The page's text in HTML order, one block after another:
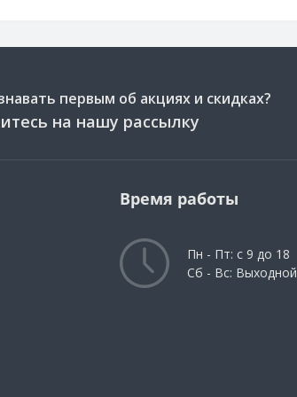
первым об акциях и скидках?
на нашу рассылку
Время работы
Пн - Пт: с 9 до 18
Сб - Вс: Выходной